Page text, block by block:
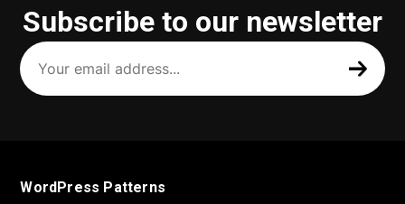
Subscribe to our newsletter
Your
email
address
(Required)
WordPress Patterns